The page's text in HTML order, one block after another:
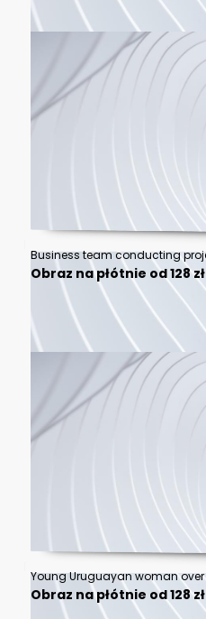
Obraz na płótnie od 128 zł
Obraz na płótnie od 128 zł